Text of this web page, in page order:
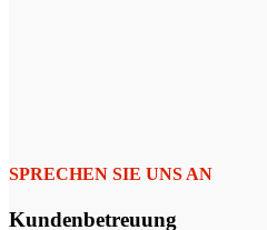
SPRECHEN SIE UNS AN
Kundenbetreuung